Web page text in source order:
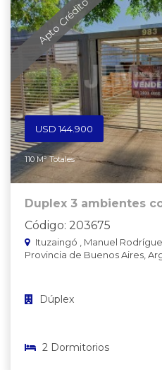
Apto Crédito
USD 144.900
110 M² Totales
Duplex 3 ambientes
Código: 203675
Ituzaingó , Manuel
Provincia de Buenos Aires,
Dúplex
2 Dormitorios